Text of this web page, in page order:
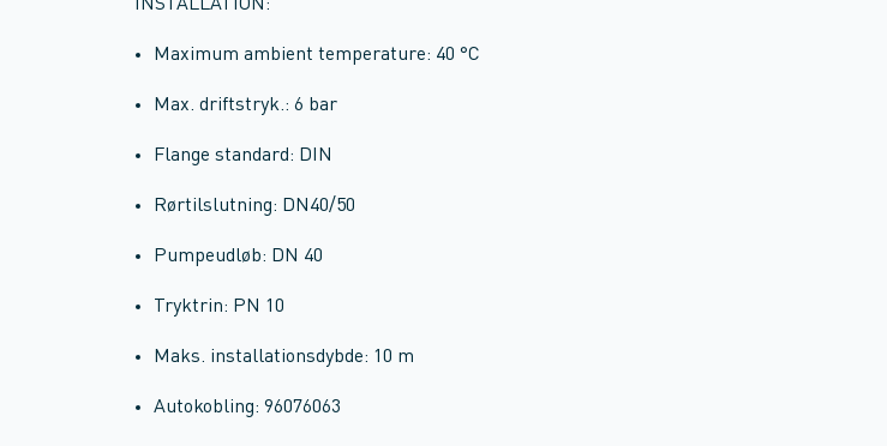
INSTALLATION:
Maximum ambient temperature: 40 °C
Max. driftstryk.: 6 bar
Flange standard: DIN
Rørtilslutning: DN40/50
Pumpeudløb: DN 40
Tryktrin: PN 10
Maks. installationsdybde: 10 m
Autokobling: 96076063